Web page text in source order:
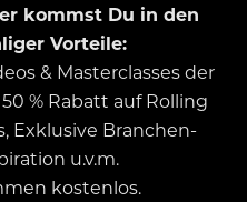
kommst Du in den
Vorteile:
& Masterclasses der
% Rabatt auf Rolling
Exklusive Branchen-
u.v.m.
kostenlos.